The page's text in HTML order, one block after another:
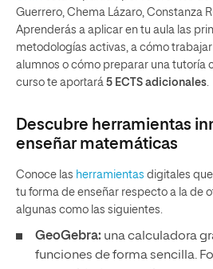
Guerrero, Chema Lázaro, Constanza
Aprenderás a aplicar en tu aula las
metodologías activas, a cómo
alumnos o cómo preparar una tutoría
curso te aportará 5 ECTS adicionales.
Descubre herramientas
enseñar matemáticas
Conoce las herramientas digitales
tu forma de enseñar respecto a la de
algunas como las siguientes.
GeoGebra: una calculadora
funciones de forma sencilla.